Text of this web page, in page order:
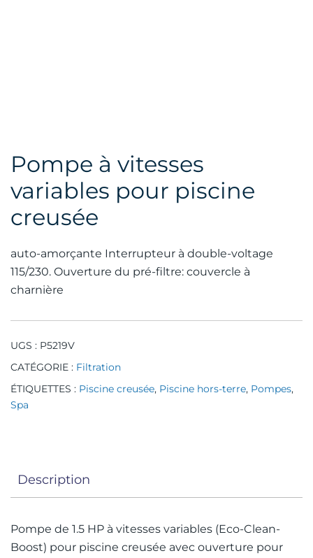
Pompe à vitesses
variables pour piscine
creusée
auto-amorçante Interrupteur à double-voltage
115/230. Ouverture du pré-filtre: couvercle à
charnière
UGS : P5219V
CATÉGORIE : Filtration
ÉTIQUETTES : Piscine creusée, Piscine hors-terre, Pompes,
Spa
Description
Pompe de 1.5 HP à vitesses variables (Eco-Clean-
Boost) pour piscine creusée avec ouverture pour